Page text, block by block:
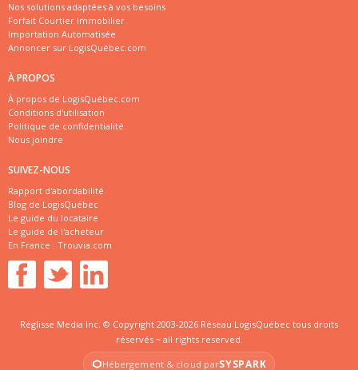
Nos solutions adaptées à vos besoins
Forfait Courtier Immobilier
Importation Automatisée
Annoncer sur LogisQuébec.com
À PROPOS
À propos de LogisQuébec.com
Conditions d'utilisation
Politique de confidentialité
Nous joindre
SUIVEZ-NOUS
Rapport d'abordabilité
Blog de LogisQuébec
Le guide du locataire
Le guide de l'acheteur
En France : Trouvia.com
Réglisse Media Inc. © Copyright 2003-2026 Réseau LogisQuébec tous droits
réservés ~ all rights reserved.
Hébergement & cloud parSYSPARK